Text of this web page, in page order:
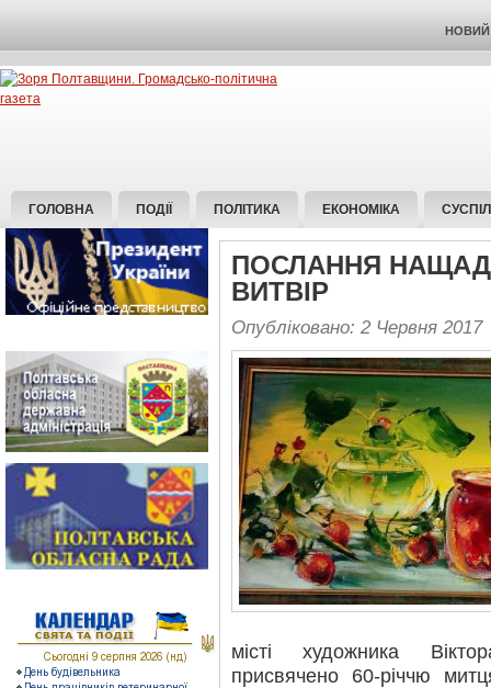
НОВИЙ
ГОЛОВНА ПОДІЇ ПОЛІТИКА ЕКОНОМІКА
ПОСЛАННЯ
ВИТВІР
Опубліковано: 2 Червня 2017
місті художника
присвячено 60-річчю